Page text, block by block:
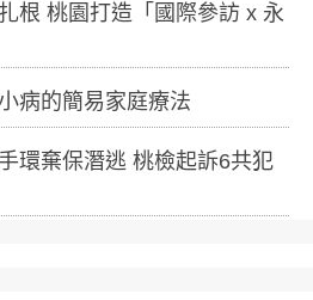
根 桃園打造「國際參訪 x 永
病的簡易家庭療法
環棄保潛逃 桃檢起訴6共犯